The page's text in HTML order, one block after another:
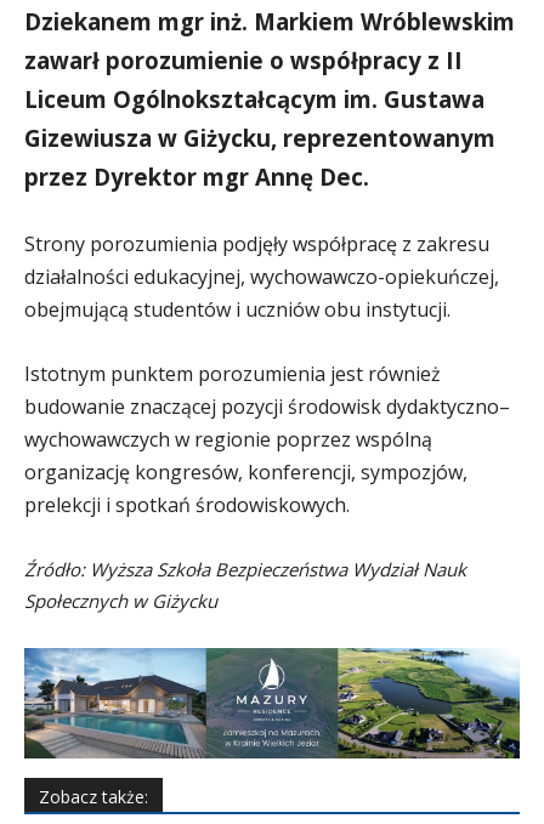
Dziekanem mgr inż. Markiem Wróblewskim
zawarł porozumienie o współpracy z II
Liceum Ogólnokształcącym im. Gustawa
Gizewiusza w Giżycku, reprezentowanym
przez Dyrektor mgr Annę Dec.
Strony porozumienia podjęły współpracę z zakresu
działalności edukacyjnej, wychowawczo-opiekuńczej,
obejmującą studentów i uczniów obu instytucji.
Istotnym punktem porozumienia jest również
budowanie znaczącej pozycji środowisk dydaktyczno–
wychowawczych w regionie poprzez wspólną
organizację kongresów, konferencji, sympozjów,
prelekcji i spotkań środowiskowych.
Źródło: Wyższa Szkoła Bezpieczeństwa Wydział Nauk
Społecznych w Giżycku
Zobacz także: